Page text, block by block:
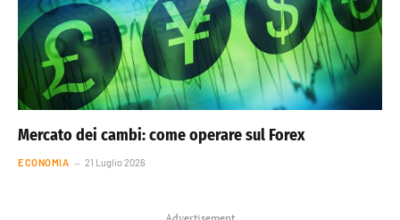
Mercato dei cambi: come operare sul Forex
ECONOMIA 21 Luglio 2026